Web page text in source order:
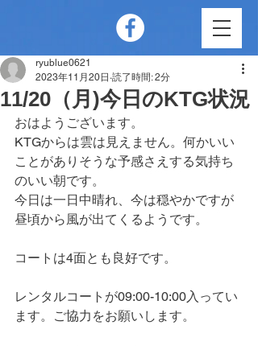
11/20（月)今日のKTG状況
ryublue0621
2023年11月20日 読了時間: 2分
おはようございます。
KTGからは雲は見えません。何かいい
ことがありそうな予感さえする気持ち
のいい朝です。
今日は一日中晴れ、今は穏やかですが
昼頃から風が出てくるようです。
コートは4面とも良好です。
レンタルコートが09:00-10:00入ってい
ます。ご協力をお願いします。